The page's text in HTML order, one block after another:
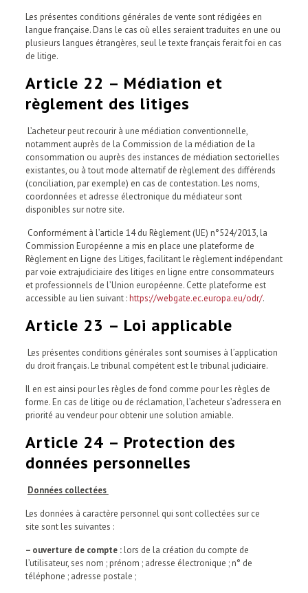
Les présentes conditions générales de vente sont rédigées en
langue française. Dans le cas où elles seraient traduites en une ou
plusieurs langues étrangères, seul le texte français ferait foi en cas
de litige.
Article 22 – Médiation et
règlement des litiges
L’acheteur peut recourir à une médiation conventionnelle,
notamment auprès de la Commission de la médiation de la
consommation ou auprès des instances de médiation sectorielles
existantes, ou à tout mode alternatif de règlement des différends
(conciliation, par exemple) en cas de contestation. Les noms,
coordonnées et adresse électronique du médiateur sont
disponibles sur notre site.
Conformément à l’article 14 du Règlement (UE) n°524/2013, la
Commission Européenne a mis en place une plateforme de
Règlement en Ligne des Litiges, facilitant le règlement indépendant
par voie extrajudiciaire des litiges en ligne entre consommateurs
et professionnels de l’Union européenne. Cette plateforme est
accessible au lien suivant :https://webgate.ec.europa.eu/odr/.
Article 23 – Loi applicable
Les présentes conditions générales sont soumises à l’application
du droit français. Le tribunal compétent est le tribunal judiciaire.
Il en est ainsi pour les règles de fond comme pour les règles de
forme. En cas de litige ou de réclamation, l’acheteur s’adressera en
priorité au vendeur pour obtenir une solution amiable.
Article 24 – Protection des
données personnelles
Données collectées
Les données à caractère personnel qui sont collectées sur ce
site sont les suivantes :
– ouverture de compte :lors de la création du compte de
l’utilisateur, ses nom ; prénom ; adresse électronique ; n° de
téléphone ; adresse postale ;